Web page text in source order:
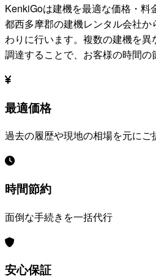
KenkiGoは建機を最適な価格・料
都西多摩郡の建機レンタル会社
わりに行います。複数の建機を
調達することで、お客様の時間の
最適価格
過去の履歴や現地の相場を元にご
時間節約
面倒な手続きを一括代行
安心保証